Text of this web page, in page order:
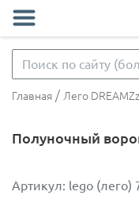
Главная / Лего
Полуночный
Артикул: lego (лего)